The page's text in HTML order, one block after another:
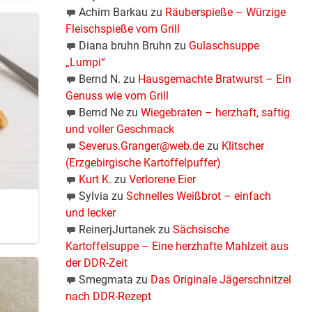
Achim Barkau zu Räuberspieße – Würzige
Fleischspieße vom Grill
Diana bruhn Bruhn zu Gulaschsuppe
„Lumpi“
Bernd N. zu Hausgemachte Bratwurst – Ein
Genuss wie vom Grill
Bernd Nezu Wiegebraten – herzhaft, saftig
und voller Geschmack
Severus.Granger@web.dezu Klitscher
(Erzgebirgische Kartoffelpuffer)
Kurt K. zu Verlorene Eier
Sylvia zu Schnelles Weißbrot – einfach
und lecker
ReinerjJurtanekzu Sächsische
Kartoffelsuppe – Eine herzhafte Mahlzeit aus
der DDR-Zeit
Smegmata zu Das Originale Jägerschnitzel
nach DDR-Rezept